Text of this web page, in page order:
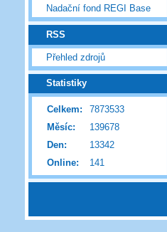
Nadační fond REGI Base
RSS
Přehled zdrojů
Statistiky
Online: 141
Celkem:
7873533
Měsíc:
139678
Den:
13342